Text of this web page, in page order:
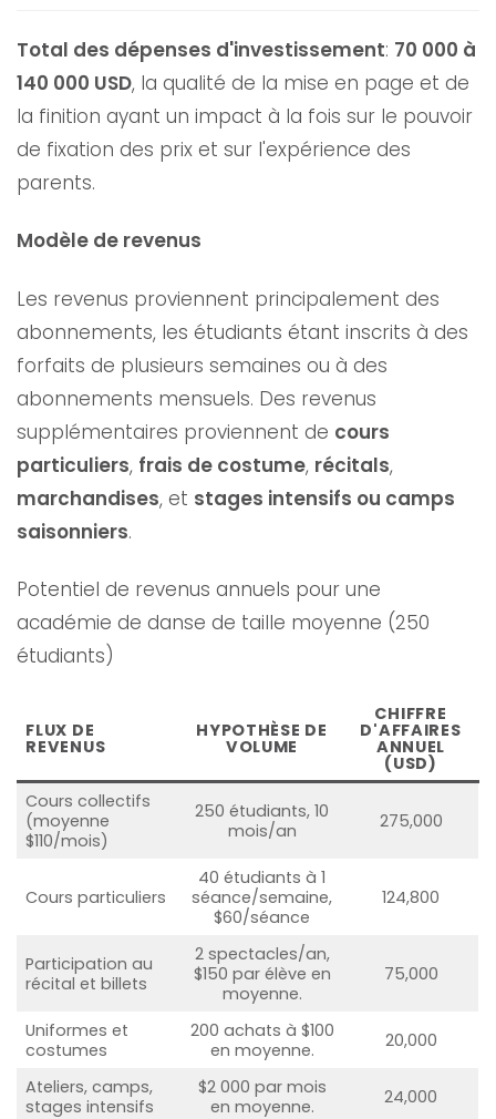
Total des dépenses d'investissement: 70 000 à
140 000 USD, la qualité de la mise en page et de
la finition ayant un impact à la fois sur le pouvoir
de fixation des prix et sur l'expérience des
parents.
Modèle de revenus
Les revenus proviennent principalement des
abonnements, les étudiants étant inscrits à des
forfaits de plusieurs semaines ou à des
abonnements mensuels. Des revenus
supplémentaires proviennent de cours
particuliers, frais de costume, récitals,
marchandises, et stages intensifs ou camps
saisonniers.
Potentiel de revenus annuels pour une
académie de danse de taille moyenne (250
étudiants)
FLUX DE
REVENUS
HYPOTHÈSE DE
VOLUME
CHIFFRE
D'AFFAIRES
ANNUEL
(USD)
Cours collectifs
(moyenne
$110/mois)
250 étudiants, 10
mois/an
275,000
Cours particuliers
40 étudiants à 1
séance/semaine,
$60/séance
124,800
Participation au
récital et billets
2 spectacles/an,
$150 par élève en
moyenne.
75,000
Uniformes et
costumes
200 achats à $100
en moyenne.
20,000
Ateliers, camps,
stages intensifs
$2 000 par mois
en moyenne.
24,000